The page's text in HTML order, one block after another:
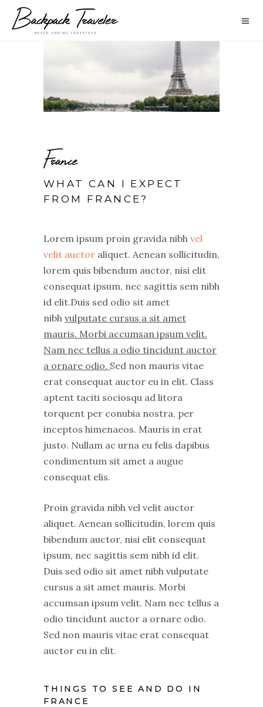
France
WHAT CAN I EXPECT
FROM FRANCE?
Lorem ipsum proin gravida nibh vel
velit auctor aliquet. Aenean sollicitudin,
lorem quis bibendum auctor, nisi elit
consequat ipsum, nec sagittis sem nibh
id elit.Duis sed odio sit amet
nibh vulputate cursus a sit amet
mauris. Morbi accumsan ipsum velit.
Nam nec tellus a odio tincidunt auctor
a ornare odio. Sed non mauris vitae
erat consequat auctor eu in elit. Class
aptent taciti sociosqu ad litora
torquent per conubia nostra, per
inceptos himenaeos. Mauris in erat
justo. Nullam ac urna eu felis dapibus
condimentum sit amet a augue
consequat elis.
Proin gravida nibh vel velit auctor
aliquet. Aenean sollicitudin, lorem quis
bibendum auctor, nisi elit consequat
ipsum, nec sagittis sem nibh id elit.
Duis sed odio sit amet nibh vulputate
cursus a sit amet mauris. Morbi
accumsan ipsum velit. Nam nec tellus a
odio tincidunt auctor a ornare odio.
Sed non mauris vitae erat consequat
auctor eu in elit.
THINGS TO SEE AND DO IN
FRANCE